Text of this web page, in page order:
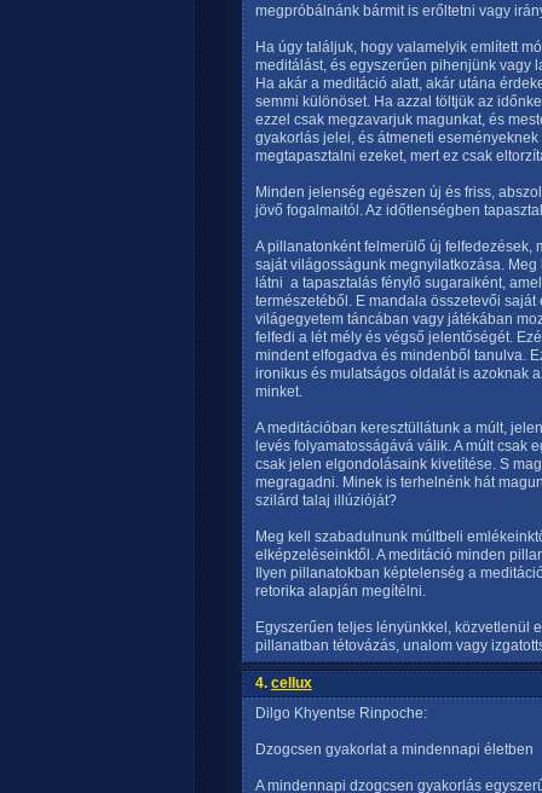
megpróbálnánk bármit is erőltetni vagy
Ha úgy találjuk, hogy valamelyik említett
meditálást, és egyszerűen pihenjünk vagy
Ha akár a meditáció alatt, akár utána
semmi különöset. Ha azzal töltjük az
ezzel csak megzavarjuk magunkat, és
gyakorlás jelei, és átmeneti
megtapasztalni ezeket, mert ez csak
Minden jelenség egészen új és friss,
jövő fogalmaitól. Az időtlenségben
A pillanatonként felmerülő új felfedezések,
saját világosságunk megnyilatkozása.
látni  a tapasztalás fénylő sugaraiként,
természetéből. E mandala összetevői
világegyetem táncában vagy játékában
felfedi a lét mély és végső jelentőségét.
mindent elfogadva és mindenből tanulva.
ironikus és mulatságos oldalát is azoknak
minket.
A meditációban keresztüllátunk a múlt,
levés folyamatosságává válik. A múlt csak
csak jelen elgondolásaink kivetítése. S
megragadni. Minek is terhelnénk hát
szilárd talaj illúzióját?
Meg kell szabadulnunk múltbeli
elképzeléseinktől. A meditáció minden
Ilyen pillanatokban képtelenség a
retorika alapján megítélni.
Egyszerűen teljes lényünkkel, közvetlenül
pillanatban tétovázás, unalom vagy
4. cellux
Dilgo Khyentse Rinpoche:
Dzogcsen gyakorlat a mindennapi életben
A mindennapi dzogcsen gyakorlás